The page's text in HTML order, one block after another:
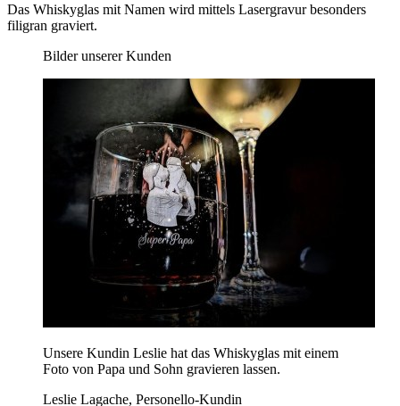
Das Whiskyglas mit Namen wird mittels Lasergravur besonders
filigran graviert.
Bilder unserer Kunden
Unsere Kundin Leslie hat das Whiskyglas mit einem
Foto von Papa und Sohn gravieren lassen.
Leslie Lagache, Personello-Kundin